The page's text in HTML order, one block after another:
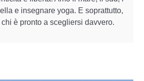
e insegnare yoga. E soprattutto,
è pronto a scegliersi davvero.